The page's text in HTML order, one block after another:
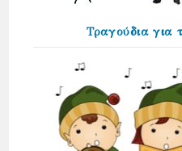
Τραγούδια για